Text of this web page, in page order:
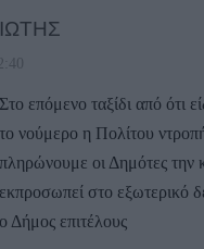
Στο επόμενο ταξίδι από ότι
το νούμερο η Πολίτου
πληρώνουμε οι Δημότες την
εκπροσωπεί στο εξωτερικό
ο Δήμος επιτέλους